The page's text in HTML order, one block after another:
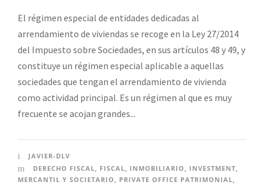
El régimen especial de entidades dedicadas al
arrendamiento de viviendas se recoge en la Ley 27/2014
del Impuesto sobre Sociedades, en sus artículos 48 y 49, y
constituye un régimen especial aplicable a aquellas
sociedades que tengan el arrendamiento de vivienda
como actividad principal. Es un régimen al que es muy
frecuente se acojan grandes...
JAVIER-DLV
DERECHO FISCAL, FISCAL, INMOBILIARIO , INVESTMENT,
MERCANTIL Y SOCIETARIO , PRIVATE OFFICE PATRIMONIAL,